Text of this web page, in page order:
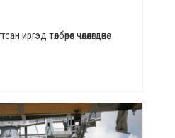
төлбөрөөс чөлөөлөгдөнө